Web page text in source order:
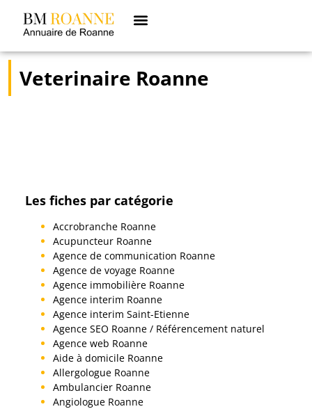
Veterinaire Roanne
Les fiches par catégorie
Accrobranche Roanne
Acupuncteur Roanne
Agence de communication Roanne
Agence de voyage Roanne
Agence immobilière Roanne
Agence interim Roanne
Agence interim Saint-Etienne
Agence SEO Roanne / Référencement naturel
Agence web Roanne
Aide à domicile Roanne
Allergologue Roanne
Ambulancier Roanne
Angiologue Roanne